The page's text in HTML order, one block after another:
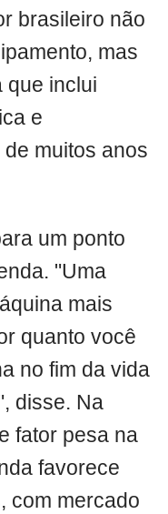
brasileiro não
mas
que inclui
e
muitos anos
um ponto
"Uma
mais
quanto você
no fim da vida
disse. Na
fator pesa na
favorece
com mercado